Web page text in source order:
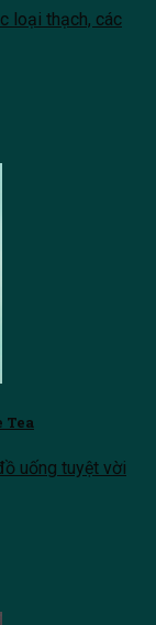
loại thạch, các
Tea
uống tuyệt vời